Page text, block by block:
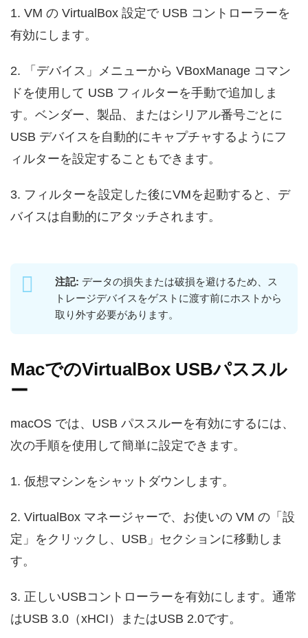
1. VM の VirtualBox 設定で USB コントローラーを
有効にします。
2. 「デバイス」メニューから VBoxManage コマン
ドを使用して USB フィルターを手動で追加しま
す。ベンダー、製品、またはシリアル番号ごとに
USB デバイスを自動的にキャプチャするようにフ
ィルターを設定することもできます。
3. フィルターを設定した後にVMを起動すると、デ
バイスは自動的にアタッチされます。
注記: データの損失または破損を避けるため、ス
トレージデバイスをゲストに渡す前にホストから
取り外す必要があります。
MacでのVirtualBox USBパススル
ー
macOS では、USB パススルーを有効にするには、
次の手順を使用して簡単に設定できます。
1. 仮想マシンをシャットダウンします。
2. VirtualBox マネージャーで、お使いの VM の「設
定」をクリックし、USB」セクションに移動しま
す。
3. 正しいUSBコントローラーを有効にします。通常
はUSB 3.0（xHCI）またはUSB 2.0です。